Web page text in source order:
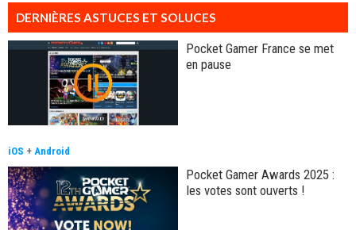
DERNIÈRES ASTUCES ET SOLUCES
Pocket Gamer France se met
en pause
iOS + Android
Pocket Gamer Awards 2025 :
les votes sont ouverts !